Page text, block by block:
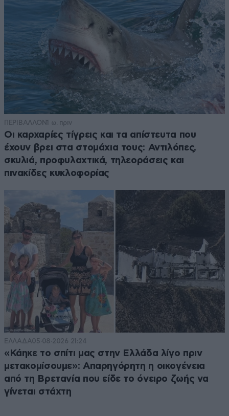
ΠΕΡΙΒΑΛΛΟΝ 1 ω. πριν
Οι καρχαρίες τίγρεις και τα απίστευτα που
έχουν βρει στα στομάχια τους: Αντιλόπες,
σκυλιά, προφυλαχτικά, τηλεοράσεις και
πινακίδες κυκλοφορίας
ΕΛΛΑΔΑ05·08·2026 21:24
«Κάηκε το σπίτι μας στην Ελλάδα λίγο πριν
μετακομίσουμε»: Απαρηγόρητη η οικογένεια
από τη Βρετανία που είδε το όνειρο ζωής να
γίνεται στάχτη